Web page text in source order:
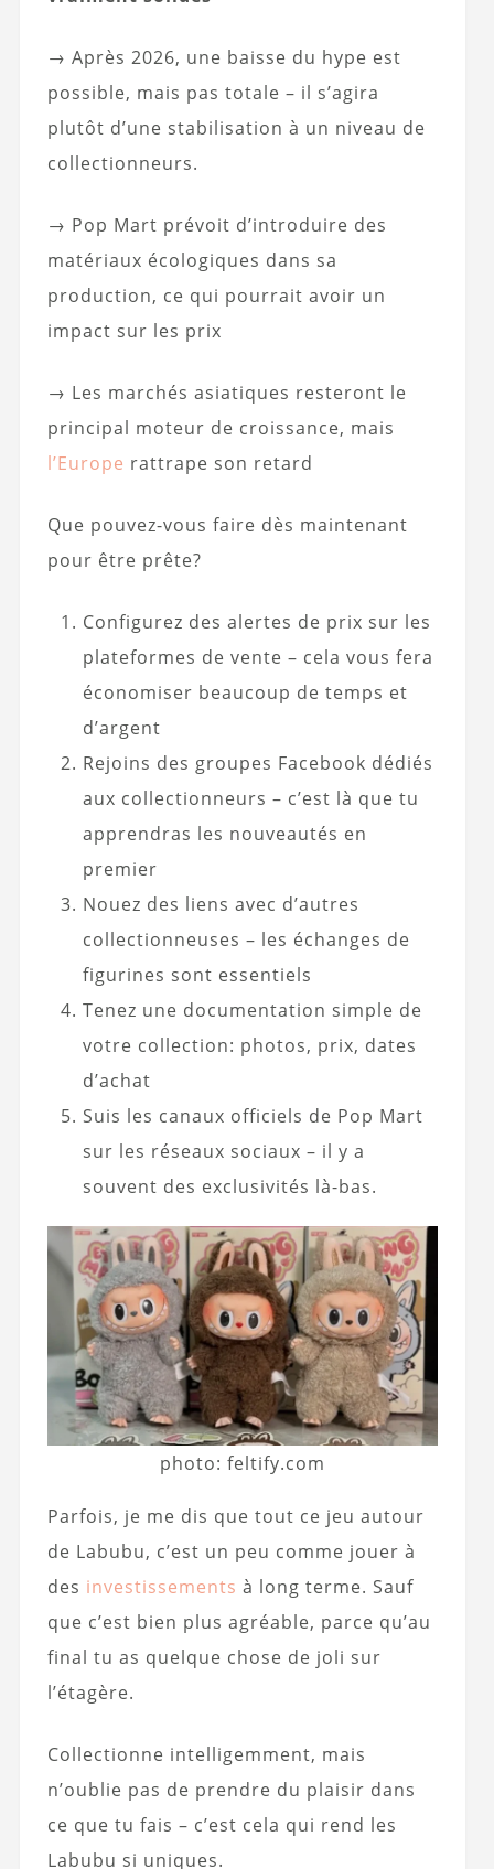
→ Après 2026, une baisse du hype est
possible, mais pas totale – il s’agira
plutôt d’une stabilisation à un niveau de
collectionneurs.
→ Pop Mart prévoit d’introduire des
matériaux écologiques dans sa
production, ce qui pourrait avoir un
impact sur les prix
→ Les marchés asiatiques resteront le
principal moteur de croissance, mais
l’Europe rattrape son retard
Que pouvez-vous faire dès maintenant
pour être prête?
Configurez des alertes de prix sur les
plateformes de vente – cela vous fera
économiser beaucoup de temps et
d’argent
Rejoins des groupes Facebook dédiés
aux collectionneurs – c’est là que tu
apprendras les nouveautés en
premier
Nouez des liens avec d’autres
collectionneuses – les échanges de
figurines sont essentiels
Tenez une documentation simple de
votre collection: photos, prix, dates
d’achat
Suis les canaux officiels de Pop Mart
sur les réseaux sociaux – il y a
souvent des exclusivités là-bas.
photo: feltify.com
Parfois, je me dis que tout ce jeu autour
de Labubu, c’est un peu comme jouer à
des investissements à long terme. Sauf
que c’est bien plus agréable, parce qu’au
final tu as quelque chose de joli sur
l’étagère.
Collectionne intelligemment, mais
n’oublie pas de prendre du plaisir dans
ce que tu fais – c’est cela qui rend les
Labubu si uniques.